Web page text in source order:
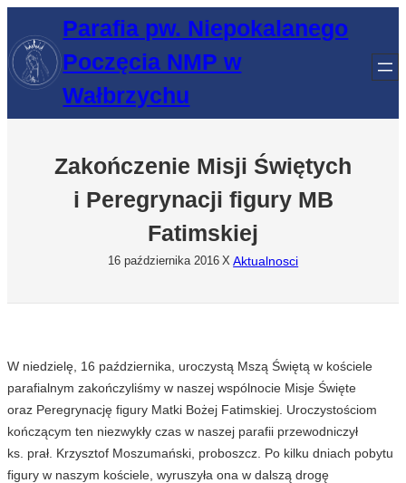
treści
Parafia pw. Niepokalanego
Poczęcia NMP w
Wałbrzychu
Zakończenie Misji Świętych
i Peregrynacji figury MB
Fatimskiej
16 października 2016 X Aktualnosci
W niedzielę, 16 października, uroczystą Mszą Świętą w kościele
parafialnym zakończyliśmy w naszej wspólnocie Misje Święte
oraz Peregrynację figury Matki Bożej Fatimskiej. Uroczystościom
kończącym ten niezwykły czas w naszej parafii przewodniczył
ks. prał. Krzysztof Moszumański, proboszcz. Po kilku dniach pobytu
figury w naszym kościele, wyruszyła ona w dalszą drogę